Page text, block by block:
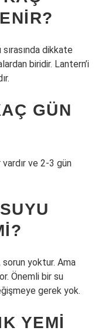
sırasında dikkate
biridir. Lantern’i
GÜN
ve 2-3 gün
sorun yoktur. Ama
Önemli bir su
gerek yok.
YEMI